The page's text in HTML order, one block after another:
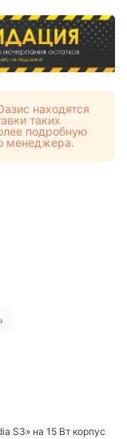
находятся
таких
подробную
менеджера.
S3» на 15 Вт корпус